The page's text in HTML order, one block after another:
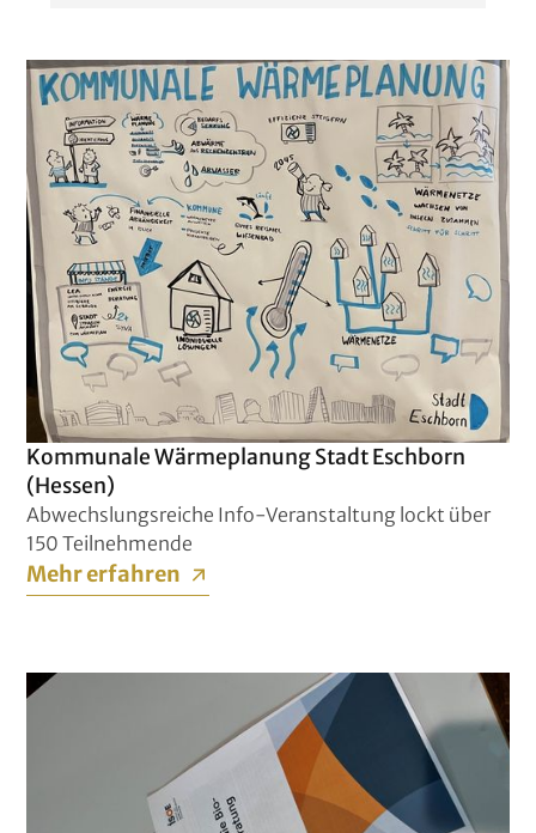
Kommunale Wärmeplanung Stadt Eschborn
(Hessen)
Abwechslungsreiche Info-Veranstaltung lockt über
150 Teilnehmende
Mehr erfahren